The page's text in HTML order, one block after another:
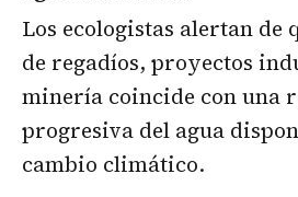
Los ecologistas alertan de
de regadíos, proyectos
minería coincide con una
progresiva del agua
cambio climático.